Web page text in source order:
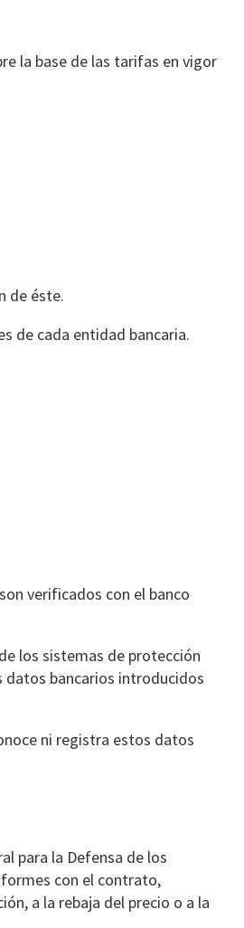
la base de las tarifas en vigor
de éste.
de cada entidad bancaria.
verificados con el banco
los sistemas de protección
datos bancarios introducidos
ni registra estos datos
para la Defensa de los
con el contrato,
a la rebaja del precio o a la